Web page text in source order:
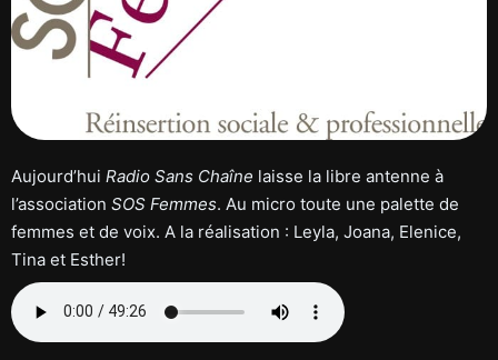
Aujourd’hui Radio Sans Chaîne laisse la libre antenne à
l’association SOS Femmes. Au micro toute une palette de
femmes et de voix. A la réalisation : Leyla, Joana, Elenice,
Tina et Esther!